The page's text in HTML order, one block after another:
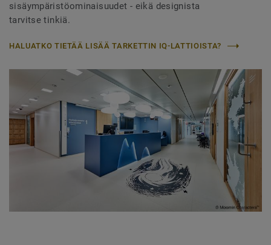
sisäympäristöominaisuudet - eikä designista
tarvitse tinkiä.
HALUATKO TIETÄÄ LISÄÄ TARKETTIN IQ-LATTIOISTA?